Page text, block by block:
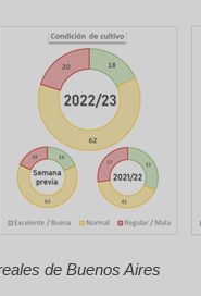
de Buenos Aires